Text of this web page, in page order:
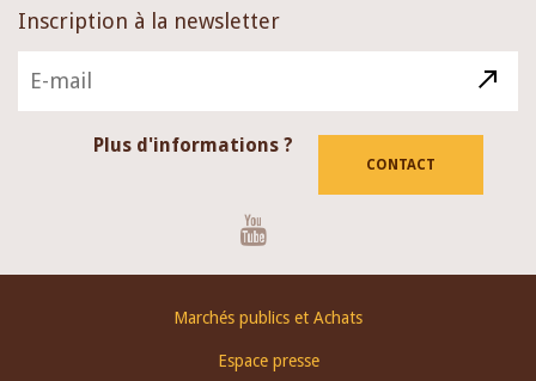
Inscription à la newsletter
Plus d'informations ?
CONTACT
Marchés publics et Achats
Espace presse